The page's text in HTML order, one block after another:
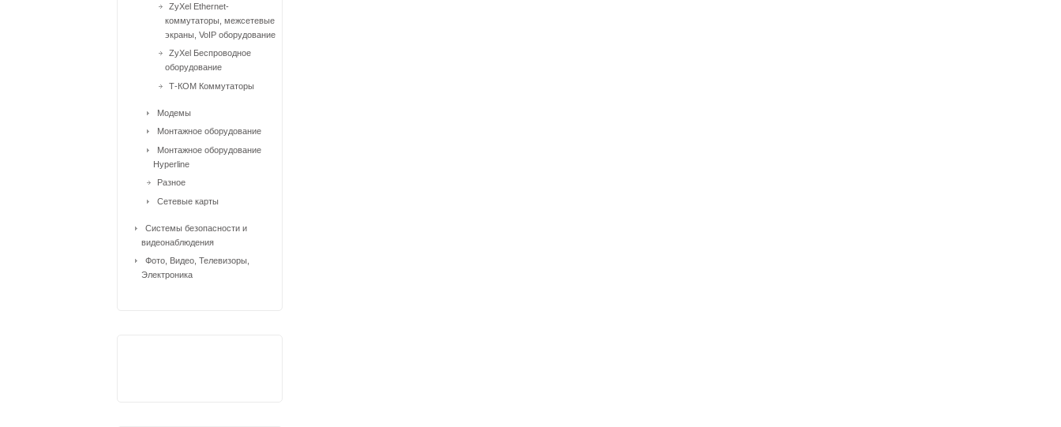
ZyXel Ethernet-
коммутаторы, межсетевые
экраны, VoIP оборудование
ZyXel Беспроводное
оборудование
Т-КОМ Коммутаторы
Модемы
Монтажное оборудование
Монтажное оборудование
Hyperline
Разное
Сетевые карты
Системы безопасности и
видеонаблюдения
Фото, Видео, Телевизоры,
Электроника